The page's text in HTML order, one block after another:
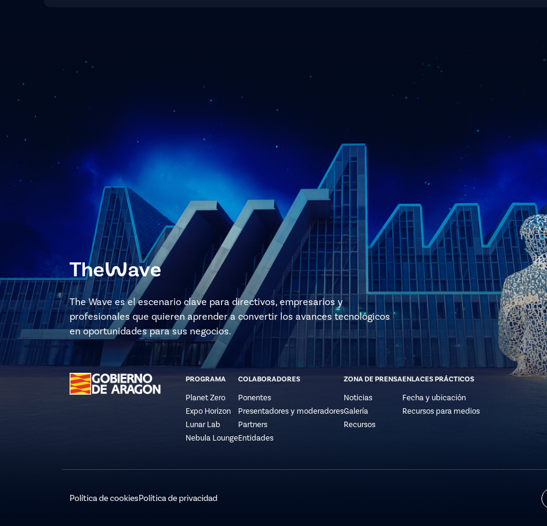
The Wave es el escenario clave para directivos, empresarios y
profesionales que quieren aprender a convertir los avances tecnológicos
en oportunidades para sus negocios.
PROGRAMA
Planet Zero
Expo Horizon
Lunar Lab
Nebula Lounge
COLABORADORES
Ponentes
Presentadores y moderadores
Partners
Entidades
ZONA DE PRENSA
Noticias
Galería
Recursos
ENLACES PRÁCTICOS
Fecha y ubicación
Recursos para medios
Política de cookiesPolítica de privacidad